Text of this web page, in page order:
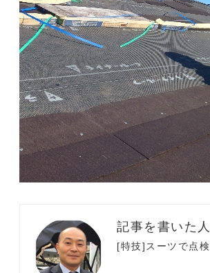
[特技]スーツで点検